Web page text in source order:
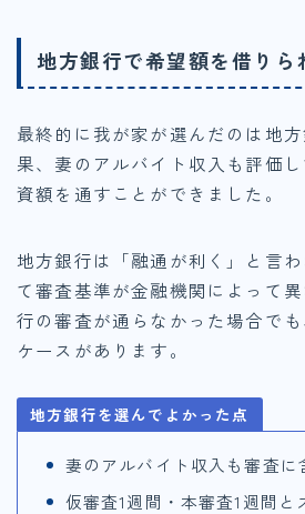
地方銀行で希望額を借りら
最終的に我が家が選んだのは地
果、妻のアルバイト収入も評価
資額を通すことができました。
地方銀行は「融通が利く」と言
て審査基準が金融機関によって
行の審査が通らなかった場合で
ケースがあります。
地方銀行を選んでよかった点
妻のアルバイト収入も審査に
仮審査1週間・本審査1週間と